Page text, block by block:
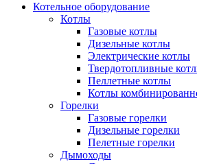
Котельное оборудование
Котлы
Газовые котлы
Дизельные котлы
Электрические котлы
Твердотопливные
Пеллетные котлы
Котлы
Горелки
Газовые горелки
Дизельные горелки
Пелетные горелки
Дымоходы